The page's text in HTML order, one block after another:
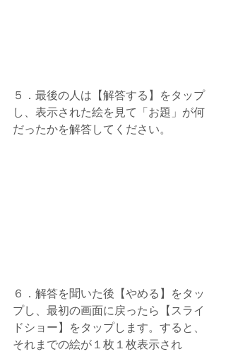
５．最後の人は【解答する】をタップ
し、表示された絵を見て「お題」が何
だったかを解答してください。
６．解答を聞いた後【やめる】をタッ
プし、最初の画面に戻ったら【スライ
ドショー】をタップします。すると、
それまでの絵が１枚１枚表示され